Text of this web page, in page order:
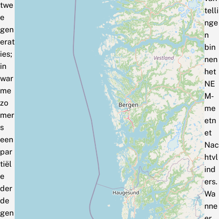
twe
e
gen
erat
ies;
in
war
me
zo
mer
s
een
par
tiël
e
der
de
gen
telli
nge
n
bin
nen
het
NE
M‑
me
etn
et
Nac
htvl
ind
ers.
Wa
nne